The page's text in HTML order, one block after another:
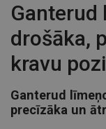
Ganterud
drošāka,
kravu
Ganterud
precīzāka un